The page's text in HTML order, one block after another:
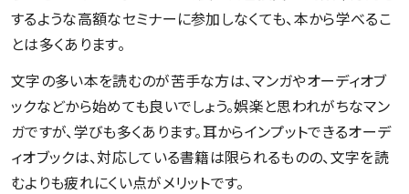
するような高額なセミナーに参加しなくても、本から学べるこ
とは多くあります。
文字の多い本を読むのが苦手な方は、マンガやオーディオブ
ックなどから始めても良いでしょう。娯楽と思われがちなマン
ガですが、学びも多くあります。耳からインプットできるオーデ
ィオブックは、対応している書籍は限られるものの、文字を読
むよりも疲れにくい点がメリットです。